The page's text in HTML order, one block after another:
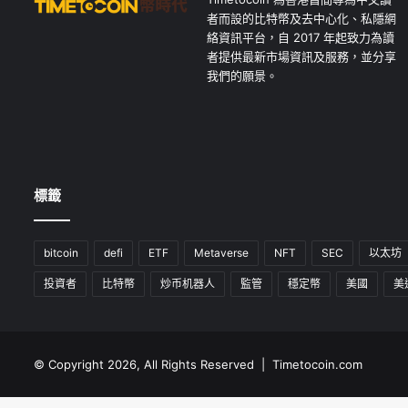
者而設的比特幣及去中心化、私隱網
絡資訊平台，自 2017 年起致力為讀
者提供最新市場資訊及服務，並分享
我們的願景。
標籤
bitcoin defi ETF Metaverse NFT SEC 以太坊
投資者 比特幣 炒币机器人 監管 穩定幣 美國 美
© Copyright 2026, All Rights Reserved | Timetocoin.com